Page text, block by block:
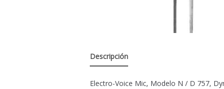
Descripción
Electro-Voice Mic, Modelo N / D 757,